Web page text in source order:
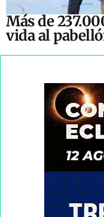
Más de
vida al